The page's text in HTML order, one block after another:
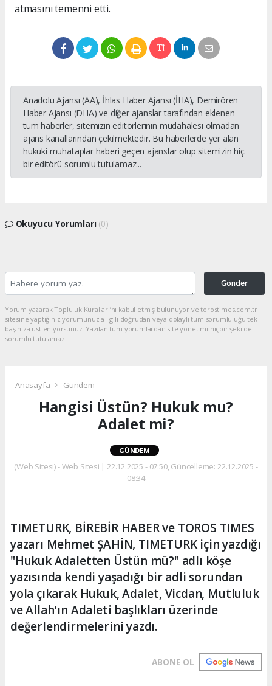
atmasını temenni etti.
Anadolu Ajansı (AA), İhlas Haber Ajansı (İHA), Demirören
Haber Ajansı (DHA) ve diğer ajanslar tarafından eklenen
tüm haberler, sitemizin editörlerinin müdahalesi olmadan
ajans kanallarından çekilmektedir. Bu haberlerde yer alan
hukuki muhataplar haberi geçen ajanslar olup sitemizin hiç
bir editörü sorumlu tutulamaz...
Okuyucu Yorumları (0)
Gönder
Yorum yazarak Topluluk Kuralları’nı kabul etmiş bulunuyor ve torostimes.com.tr
sitesine yaptığınız yorumunuzla ilgili doğrudan veya dolaylı tüm sorumluluğu tek
başınıza üstleniyorsunuz. Yazılan tüm yorumlardan site yönetimi hiçbir şekilde
sorumlu tutulamaz.
Anasayfa Gündem
Hangisi Üstün? Hukuk mu?
Adalet mi?
GÜNDEM
(Web Sitesi) - Web Sitesi | 22.12.2025 - 07:50, Güncelleme: 22.12.2025 -
08:34
TIMETURK, BİREBİR HABER ve TOROS TIMES
yazarı Mehmet ŞAHİN, TIMETURK için yazdığı
"Hukuk Adaletten Üstün mü?" adlı köşe
yazısında kendi yaşadığı bir adli sorundan
yola çıkarak Hukuk, Adalet, Vicdan, Mutluluk
ve Allah'ın Adaleti başlıkları üzerinde
değerlendirmelerini yazdı.
ABONE OL